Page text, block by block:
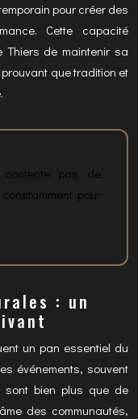
pour créer des
Cette capacité
Thiers de maintenir sa
que tradition et
pas de
pour
: un
un pan essentiel du
événements, souvent
sont bien plus que de
des communautés,